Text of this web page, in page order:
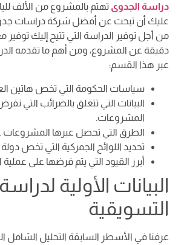
دراسة الجدوى تهتم بالمشروع من الألف
عليك أن تبحث عن أفضل شركة دراسات
من أجل توفير الدراسة التي تتيح إليك توفير
دقيقة عن المشروع، ومن أهم ما تقدمه
عبر هذا القسم:
سياسات الحكومة التي تخص هاتين
البيانات التي تتعلق بالضرائب التي
المشروعات.
الطرق التي تحصل عبرها المشروعات
تحديد اللوائح الجمركية التي تخص
أبرز القيود التي يتم فرضها على عملية
البيانات الأولية
التسويقية
عرفنا في الأسطر السابقة التحليل